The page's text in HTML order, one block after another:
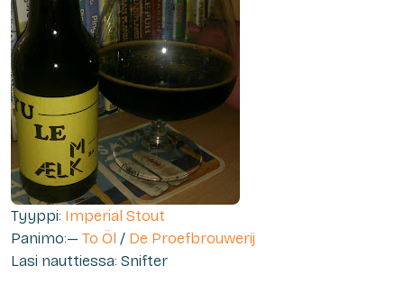
Tyyppi: Imperial Stout
Panimo:— To Öl / De Proefbrouwerij
Lasi nauttiessa: Snifter